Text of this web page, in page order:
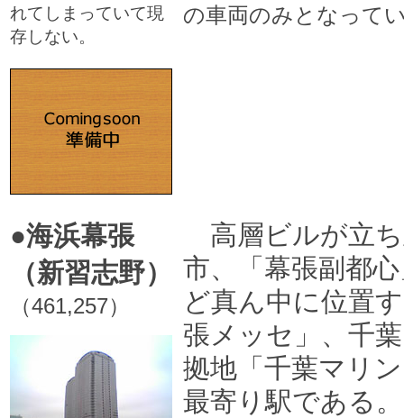
れてしまっていて現
存しない。
の車両のみとなって
●海浜幕張
（新習志野）
（461,257）
高層ビルが立
市、「幕張副都
ど真ん中に位置
張メッセ」、千
拠地「千葉マリ
最寄り駅である